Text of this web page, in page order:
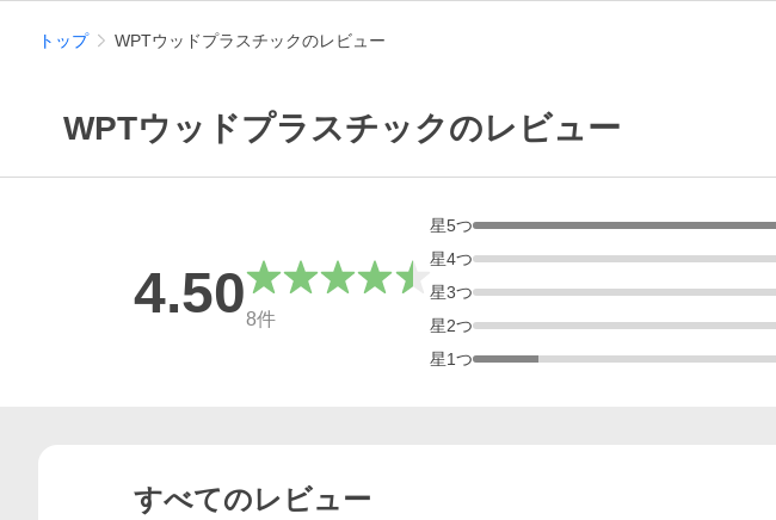
トップ WPTウッドプラスチックのレビュー
WPTウッドプラスチックのレビュー
総合評価
4.508件
星5つ
星4つ
星3つ
星2つ
星1つ
すべてのレビュー